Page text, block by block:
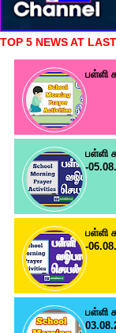
TOP 5 NEWS AT
பள்ளி
பள்ளி
-
பள்ளி
-
பள்ளி